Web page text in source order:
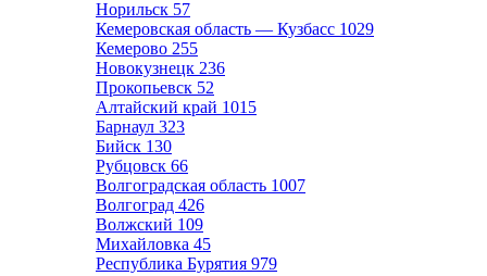
Норильск 57
Кемеровская область — Кузбасс 1029
Кемерово 255
Новокузнецк 236
Прокопьевск 52
Алтайский край 1015
Барнаул 323
Бийск 130
Рубцовск 66
Волгоградская область 1007
Волгоград 426
Волжский 109
Михайловка 45
Республика Бурятия 979